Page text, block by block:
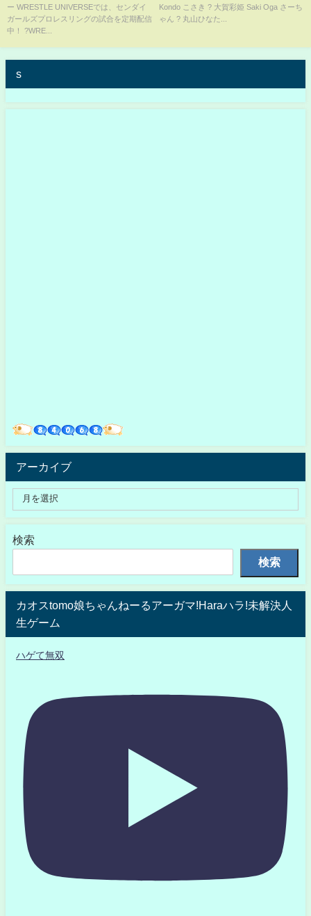
ー WRESTLE UNIVERSEでは、センダイ
ガールズプロレスリングの試合を定期配信
中！ ?WRE...
#AKB48 #shorts #AKB20期研
究生 #村山彩希 #小栗有以
Kondo こさき ? 大賀彩姫 Saki Oga さーち
ゃん ? 丸山ひなた...
s
アーカイブ
検索
検索
カオスtomo娘ちゃんねーるアーガマ!Haraハラ!未解決人
生ゲーム
ハゲて無双